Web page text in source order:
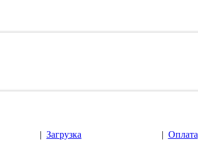
| Загрузка | Оплата